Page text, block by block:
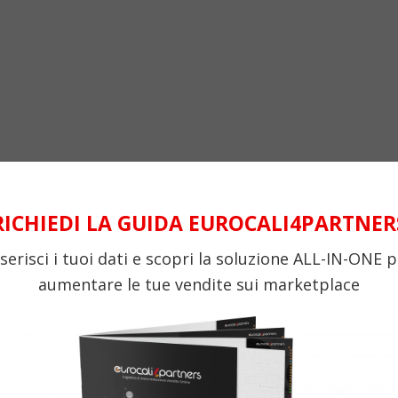
LA GUIDA
i tuoi dati e scopri la soluzione ALL-IN-ONE
aumentare le tue vendite sui marketplace